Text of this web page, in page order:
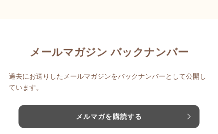
メールマガジン バックナンバー
過去にお送りしたメールマガジンをバックナンバーとして公開し
ています。
メルマガを購読する